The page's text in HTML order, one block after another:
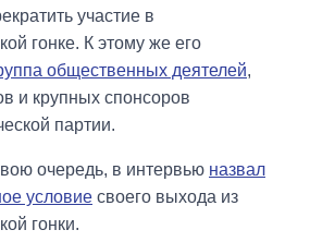
участие в
гонке. К этому же его
общественных деятелей,
и крупных спонсоров
партии.
очередь, в интервью назвал
условие своего выхода из
гонки.